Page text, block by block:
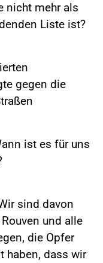
nicht mehr als
Liste ist?
gegen die
ist es für uns
sind davon
und alle
die Opfer
haben, dass wir